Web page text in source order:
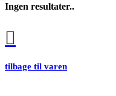
Ingen resultater..
tilbage til varen